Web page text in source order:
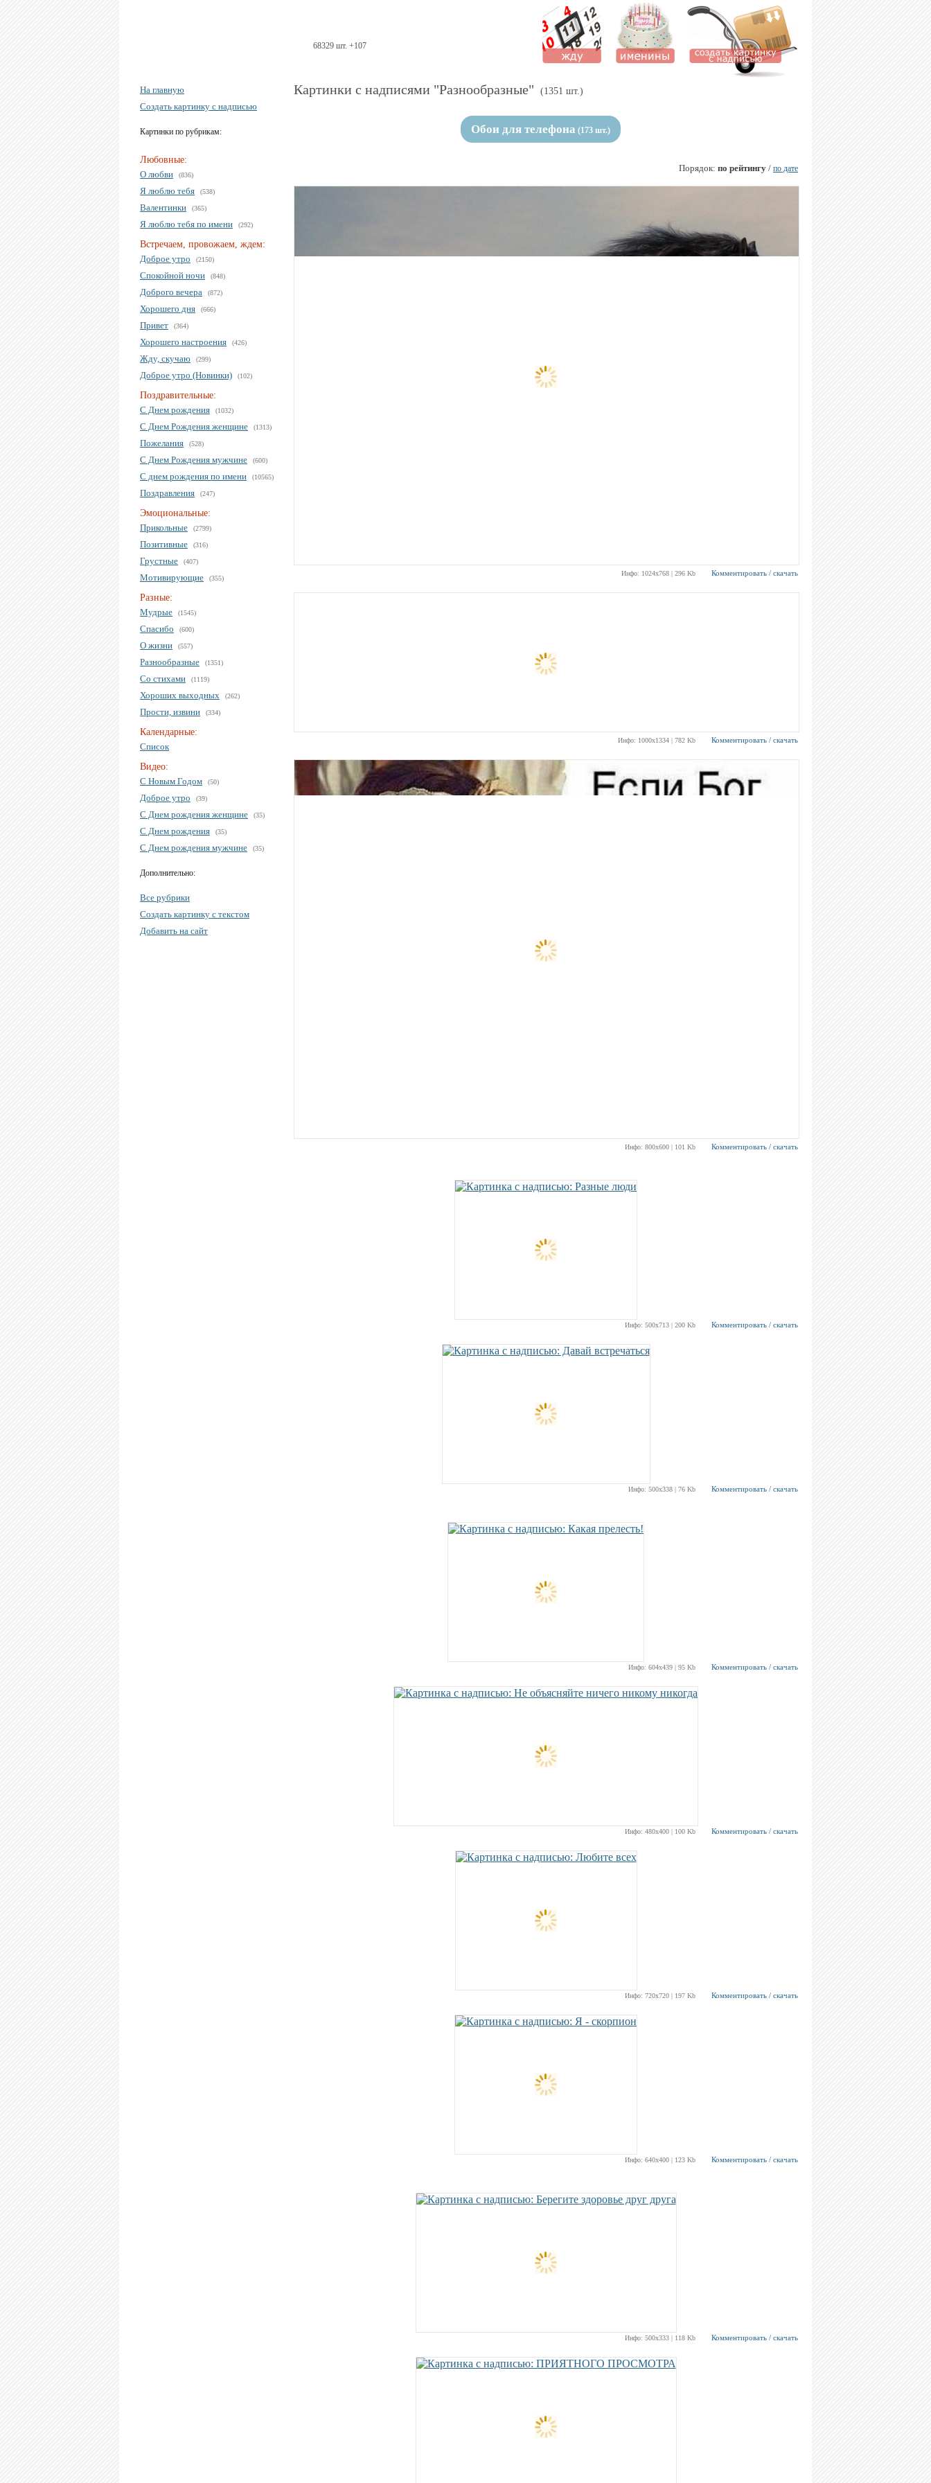
68329 шт. +107
На главную
Создать картинку с надписью
Картинки по рубрикам:
Любовные:
О любви
(836)
Я люблю тебя (538)
Валентинки (365)
Я люблю тебя по имени (292)
Встречаем, провожаем, ждем:
Доброе утро
(2150)
Спокойной ночи (848)
Доброго вечера (872)
Хорошего дня (666)
Привет (364)
Хорошего настроения (426)
Жду, скучаю (299)
Доброе утро (Новинки) (102)
Поздравительные:
С Днем рождения
(1032)
С Днем Рождения женщине (1313)
Пожелания (528)
С Днем Рождения мужчине (600)
С днем рождения по имени (10565)
Поздравления (247)
Эмоциональные:
Прикольные
(2799)
Позитивные (316)
Грустные (407)
Мотивирующие (355)
Разные:
Мудрые
(1545)
Спасибо (600)
О жизни (557)
Разнообразные (1351)
Со стихами (1119)
Хороших выходных (262)
Прости, извини (334)
Календарные:
Список
Видео:
С Новым Годом
(50)
Доброе утро (39)
С Днем рождения женщине (35)
С Днем рождения (35)
С Днем рождения мужчине (35)
Дополнительно:
Все рубрики
Создать картинку с текстом
Добавить на сайт
Картинки с надписями "Разнообразные" (1351 шт.)
Обои для телефона (173 шт.)
Порядок: по рейтингу / по дате
Инфо: 1024х768 | 296 Kb Комментировать / скачать
Инфо: 1000х1334 | 782 Kb Комментировать / скачать
Инфо: 800х600 | 101 Kb Комментировать / скачать
Инфо: 500х713 | 200 Kb Комментировать / скачать
Инфо: 500х338 | 76 Kb Комментировать / скачать
Инфо: 604х439 | 95 Kb Комментировать / скачать
Инфо: 480х400 | 100 Kb Комментировать / скачать
Инфо: 720х720 | 197 Kb Комментировать / скачать
Инфо: 640х400 | 123 Kb Комментировать / скачать
Инфо: 500х333 | 118 Kb Комментировать / скачать